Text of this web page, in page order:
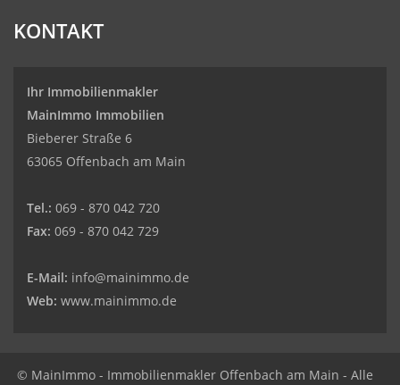
KONTAKT
Ihr Immobilienmakler
MainImmo Immobilien
Bieberer Straße 6
63065 Offenbach am Main
Tel.: 069 - 870 042 720
Fax: 069 - 870 042 729
E-Mail: info@mainimmo.de
Web: www.mainimmo.de
© MainImmo - Immobilienmakler Offenbach am Main - Alle